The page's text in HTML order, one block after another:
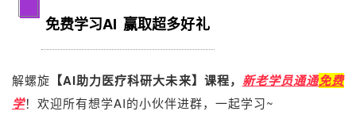
3 免费学习AI 赢取超多好礼
解螺旋 【AI助力医疗科研大未来】课程， 新老学员通通免费
学！欢迎所有想学AI的小伙伴进群，一起学习~